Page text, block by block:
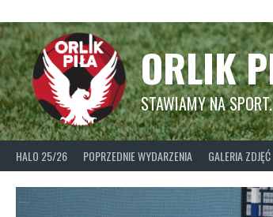
to
content
ORLIK
STAWIAMY NA SPORT.
HALO 25/26 POPRZEDNIE WYDARZENIA GALERIA ZDJĘĆ